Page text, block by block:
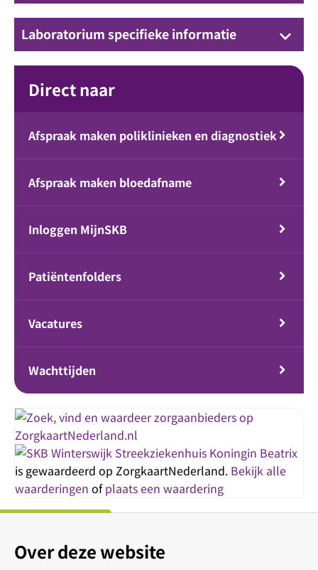
Laboratorium specifieke informatie keyboard_arrow_down
Direct naar
Afspraak maken poliklinieken en diagnostiek
Afspraak maken bloedafname
Inloggen MijnSKB
Patiëntenfolders
Vacatures
Wachttijden
Streekziekenhuis Koningin Beatrix
is gewaardeerd op ZorgkaartNederland. Bekijk alle
waarderingen ofplaats een waardering
Over deze website